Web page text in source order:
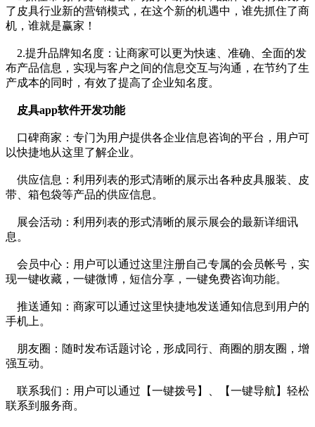
了皮具行业新的营销模式，在这个新的机遇中，谁先抓住了商
机，谁就是赢家！
2.提升品牌知名度：让商家可以更为快速、准确、全面的发
布产品信息，实现与客户之间的信息交互与沟通，在节约了生
产成本的同时，有效了提高了企业知名度。
皮具app软件开发功能
口碑商家：专门为用户提供各企业信息咨询的平台，用户可
以快捷地从这里了解企业。
供应信息：利用列表的形式清晰的展示出各种皮具服装、皮
带、箱包袋等产品的供应信息。
展会活动：利用列表的形式清晰的展示展会的最新详细讯
息。
会员中心：用户可以通过这里注册自己专属的会员帐号，实
现一键收藏，一键微博，短信分享，一键免费咨询功能。
推送通知：商家可以通过这里快捷地发送通知信息到用户的
手机上。
朋友圈：随时发布话题讨论，形成同行、商圈的朋友圈，增
强互动。
联系我们：用户可以通过【一键拨号】、【一键导航】轻松
联系到服务商。